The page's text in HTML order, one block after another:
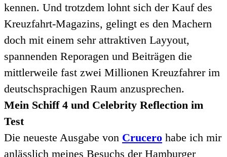
kennen. Und trotzdem lohnt sich der Kauf des
Kreuzfahrt-Magazins, gelingt es den Machern
doch mit einem sehr attraktiven Layyout,
spannenden Reporagen und Beiträgen die
mittlerweile fast zwei Millionen Kreuzfahrer im
deutschsprachigen Raum anzusprechen.
Mein Schiff 4 und Celebrity Reflection im
Test
Die neueste Ausgabe von Crucero habe ich mir
anlässlich meines Besuchs der Hamburger